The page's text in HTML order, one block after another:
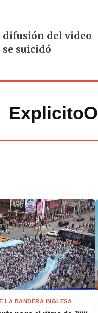
del video
suicidó
LA BANDERA INGLESA